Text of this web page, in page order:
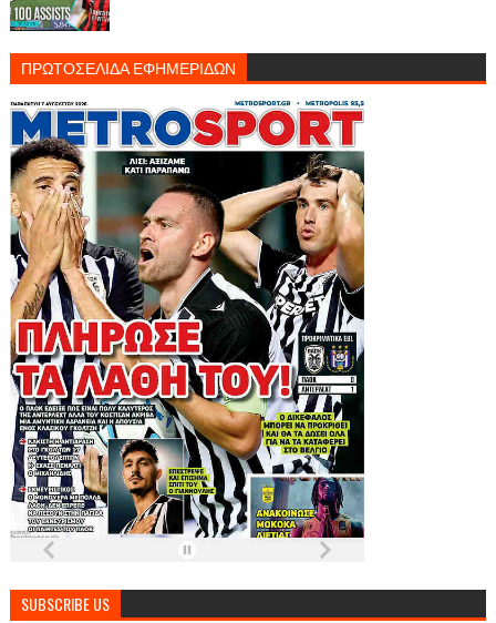
ΠΡΩΤΟΣΕΛΙΔΑ ΕΦΗΜΕΡΙΔΩΝ
SUBSCRIBE US